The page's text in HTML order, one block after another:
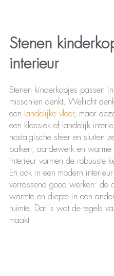
Stenen
interieur
Stenen kinderkopjes passen
misschien denkt. Wellicht
een landelijke vloer, maar
een klassiek of landelijk
nostalgische sfeer en sluiten
balken, aardewerk en warme
interieur vormen de robuuste
En ook in een modern
verrassend goed werken: de
warmte en diepte in een
ruimte. Dat is wat de tegels
maakt